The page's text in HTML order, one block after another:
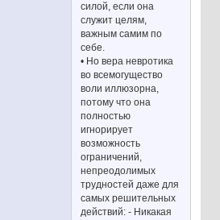
силой, если она
служит целям,
важным самим по
себе.
• Но вера невротика
во всемогущество
воли иллюзорна,
потому что она
полностью
игнорирует
возможность
ограничений,
непреодолимых
трудностей даже для
самых решительных
действий: - Никакая